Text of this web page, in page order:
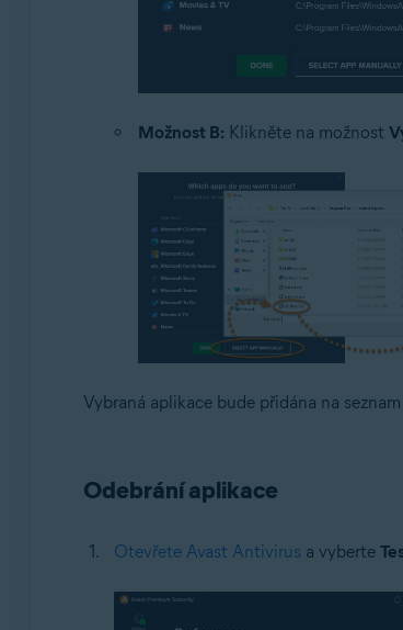
Možnost B: Klikněte na možnost
Vybraná aplikace bude přidána na
Odebrání aplikace
Otevřete Avast Antivirus a vyberte